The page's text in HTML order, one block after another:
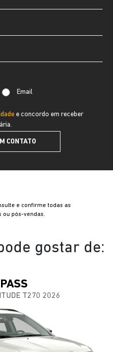
Email
e concordo em receber
CONTATO
e confirme todas as
ou pós-vendas.
gostar de:
T270 2026